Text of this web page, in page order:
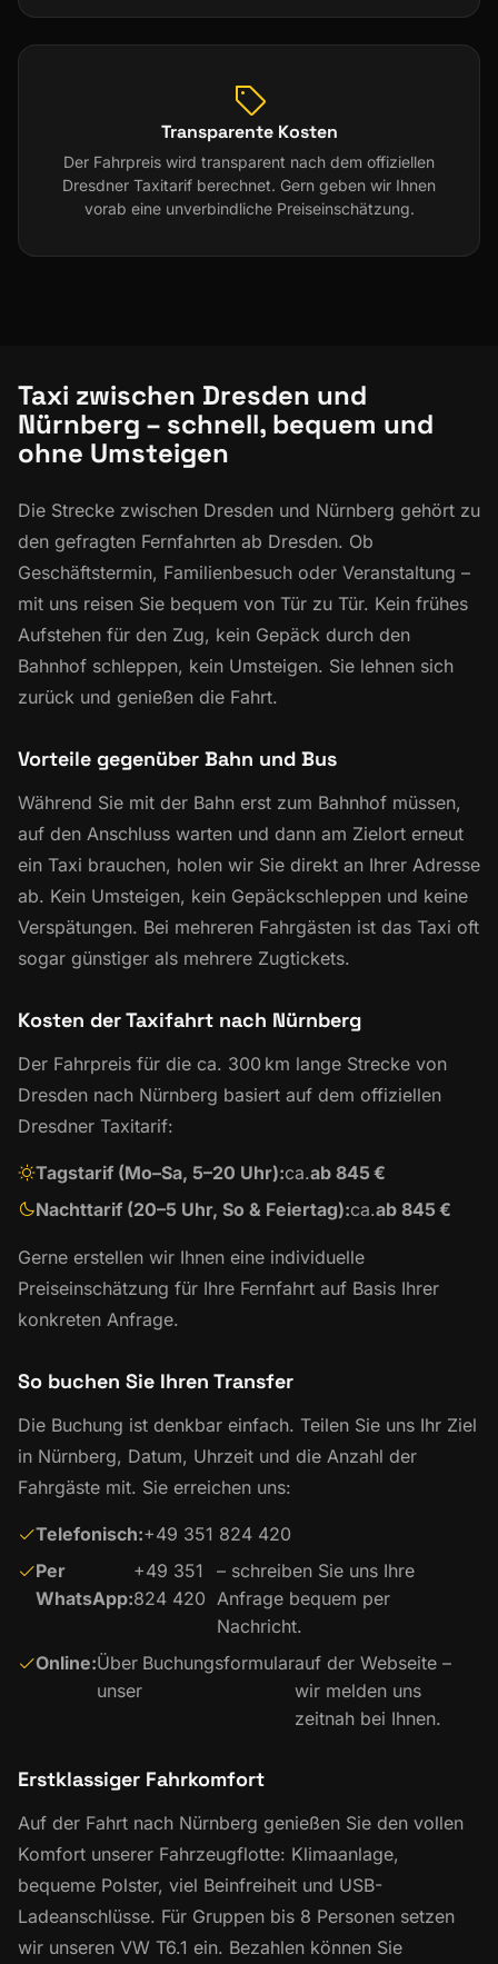
Transparente Kosten
Der Fahrpreis wird transparent nach dem offiziellen
Dresdner Taxitarif berechnet. Gern geben wir Ihnen
vorab eine unverbindliche Preiseinschätzung.
Taxi zwischen Dresden und
Nürnberg – schnell, bequem und
ohne Umsteigen
Die Strecke zwischen Dresden und Nürnberg gehört zu
den gefragten Fernfahrten ab Dresden. Ob
Geschäftstermin, Familienbesuch oder Veranstaltung –
mit uns reisen Sie bequem von Tür zu Tür. Kein frühes
Aufstehen für den Zug, kein Gepäck durch den
Bahnhof schleppen, kein Umsteigen. Sie lehnen sich
zurück und genießen die Fahrt.
Vorteile gegenüber Bahn und Bus
Während Sie mit der Bahn erst zum Bahnhof müssen,
auf den Anschluss warten und dann am Zielort erneut
ein Taxi brauchen, holen wir Sie direkt an Ihrer Adresse
ab. Kein Umsteigen, kein Gepäckschleppen und keine
Verspätungen. Bei mehreren Fahrgästen ist das Taxi oft
sogar günstiger als mehrere Zugtickets.
Kosten der Taxifahrt nach Nürnberg
Der Fahrpreis für die ca. 300 km lange Strecke von
Dresden nach Nürnberg basiert auf dem offiziellen
Dresdner Taxitarif:
Tagstarif (Mo–Sa, 5–20 Uhr):ca.ab 845 €
Nachttarif (20–5 Uhr, So & Feiertag):ca.ab 845 €
Gerne erstellen wir Ihnen eine individuelle
Preiseinschätzung für Ihre Fernfahrt auf Basis Ihrer
konkreten Anfrage.
So buchen Sie Ihren Transfer
Die Buchung ist denkbar einfach. Teilen Sie uns Ihr Ziel
in Nürnberg, Datum, Uhrzeit und die Anzahl der
Fahrgäste mit. Sie erreichen uns:
Telefonisch:+49 351 824 420
Per
WhatsApp:
+49 351
824 420
– schreiben Sie uns Ihre
Anfrage bequem per
Nachricht.
Online:Über
unser
Buchungsformularauf der Webseite –
wir melden uns
zeitnah bei Ihnen.
Erstklassiger Fahrkomfort
Auf der Fahrt nach Nürnberg genießen Sie den vollen
Komfort unserer Fahrzeugflotte: Klimaanlage,
bequeme Polster, viel Beinfreiheit und USB-
Ladeanschlüsse. Für Gruppen bis 8 Personen setzen
wir unseren VW T6.1 ein. Bezahlen können Sie